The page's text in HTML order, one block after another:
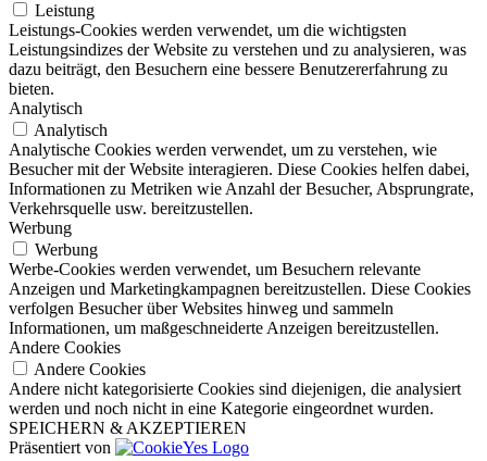
Leistung
Leistungs-Cookies werden verwendet, um die wichtigsten
Leistungsindizes der Website zu verstehen und zu analysieren, was
dazu beiträgt, den Besuchern eine bessere Benutzererfahrung zu
bieten.
Analytisch
Analytisch
Analytische Cookies werden verwendet, um zu verstehen, wie
Besucher mit der Website interagieren. Diese Cookies helfen dabei,
Informationen zu Metriken wie Anzahl der Besucher, Absprungrate,
Verkehrsquelle usw. bereitzustellen.
Werbung
Werbung
Werbe-Cookies werden verwendet, um Besuchern relevante
Anzeigen und Marketingkampagnen bereitzustellen. Diese Cookies
verfolgen Besucher über Websites hinweg und sammeln
Informationen, um maßgeschneiderte Anzeigen bereitzustellen.
Andere Cookies
Andere Cookies
Andere nicht kategorisierte Cookies sind diejenigen, die analysiert
werden und noch nicht in eine Kategorie eingeordnet wurden.
SPEICHERN & AKZEPTIEREN
Präsentiert von